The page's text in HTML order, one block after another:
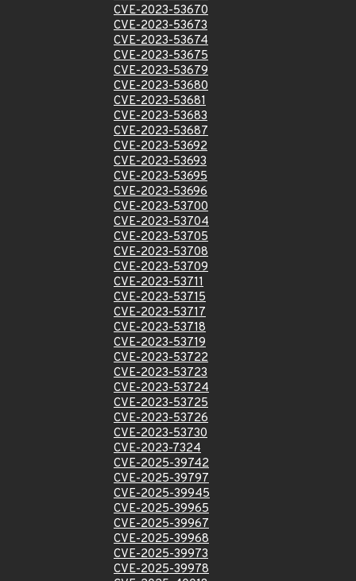
CVE-2023-53670
CVE-2023-53673
CVE-2023-53674
CVE-2023-53675
CVE-2023-53679
CVE-2023-53680
CVE-2023-53681
CVE-2023-53683
CVE-2023-53687
CVE-2023-53692
CVE-2023-53693
CVE-2023-53695
CVE-2023-53696
CVE-2023-53700
CVE-2023-53704
CVE-2023-53705
CVE-2023-53708
CVE-2023-53709
CVE-2023-53711
CVE-2023-53715
CVE-2023-53717
CVE-2023-53718
CVE-2023-53719
CVE-2023-53722
CVE-2023-53723
CVE-2023-53724
CVE-2023-53725
CVE-2023-53726
CVE-2023-53730
CVE-2023-7324
CVE-2025-39742
CVE-2025-39797
CVE-2025-39945
CVE-2025-39965
CVE-2025-39967
CVE-2025-39968
CVE-2025-39973
CVE-2025-39978